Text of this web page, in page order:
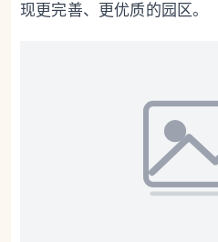
现更完善、更优质的园区。